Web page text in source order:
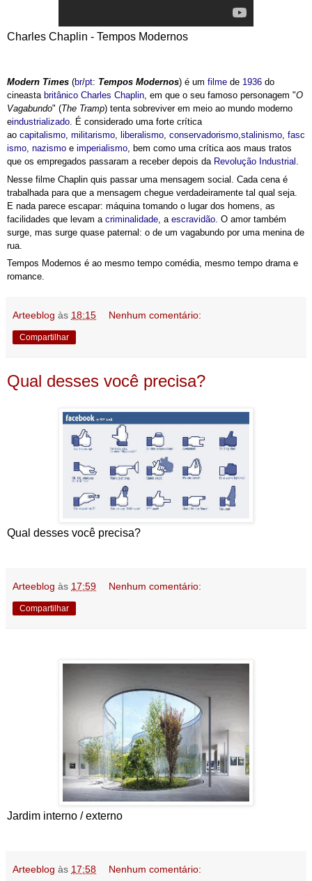
Charles Chaplin - Tempos Modernos
Modern Times (br/pt: Tempos Modernos) é um filme de 1936 do
cineasta britânico Charles Chaplin, em que o seu famoso personagem "O
Vagabundo" (The Tramp) tenta sobreviver em meio ao mundo moderno
eindustrializado. É considerado uma forte crítica
ao capitalismo, militarismo, liberalismo, conservadorismo,stalinismo, fasc
ismo, nazismo e imperialismo, bem como uma crítica aos maus tratos
que os empregados passaram a receber depois da Revolução Industrial .
Nesse filme Chaplin quis passar uma mensagem social. Cada cena é
trabalhada para que a mensagem chegue verdadeiramente tal qual seja.
E nada parece escapar: máquina tomando o lugar dos homens, as
facilidades que levam a criminalidade , a escravidão . O amor também
surge, mas surge quase paternal: o de um vagabundo por uma menina de
rua.
Tempos Modernos é ao mesmo tempo comédia, mesmo tempo drama e
romance.
Arteeblog às 18:15 Nenhum comentário:
Compartilhar
Qual desses você precisa?
Qual desses você precisa?
Arteeblog às 17:59 Nenhum comentário:
Compartilhar
Jardim interno / externo
Arteeblog às 17:58 Nenhum comentário: